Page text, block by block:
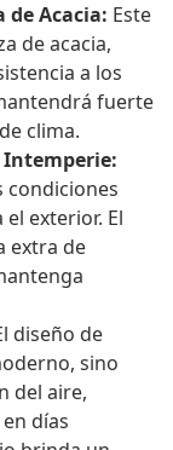
de Acacia: Este
de acacia,
a los
fuerte
clima.
Intemperie:
condiciones
exterior. El
extra de
diseño de
sino
del aire,
días